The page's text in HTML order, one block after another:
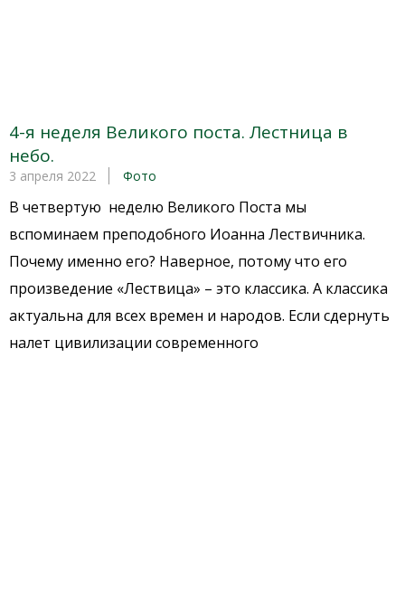
4-я неделя Великого поста. Лестница в
небо.
3 апреля 2022 Фото
В четвертую неделю Великого Поста мы
вспоминаем преподобного Иоанна Лествичника.
Почему именно его? Наверное, потому что его
произведение «Лествица» – это классика. А классика
актуальна для всех времен и народов. Если сдернуть
налет цивилизации современного